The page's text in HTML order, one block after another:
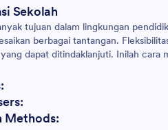
Sekolah
tujuan dalam lingkungan
berbagai tantangan.
dapat ditindaklanjuti. Inilah cara
Methods: